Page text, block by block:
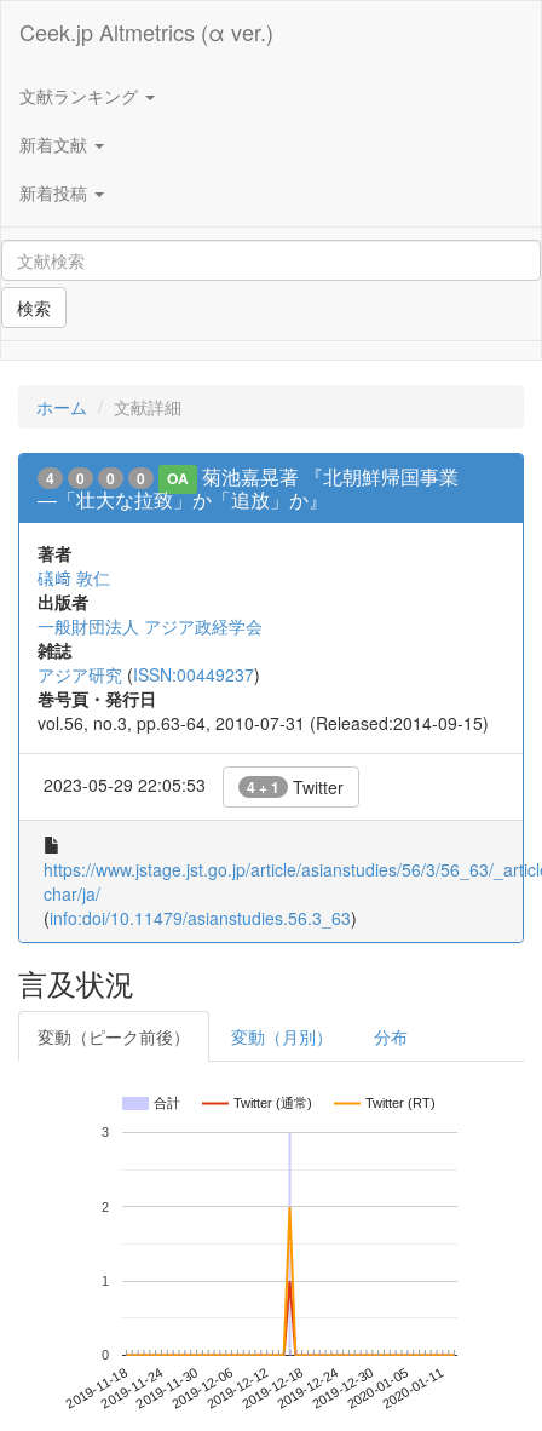
Ceek.jp Altmetrics (α ver.)
文献ランキング
新着文献
新着投稿
検索
ホーム 文献詳細
4 0 0 0 OA
菊池嘉晃著 『北朝鮮帰国事業
―「壮大な拉致」か「追放」か』
著者
礒﨑 敦仁
出版者
一般財団法人 アジア政経学会
雑誌
アジア研究 (ISSN:00449237)
巻号頁・発行日
vol.56, no.3, pp.63-64, 2010-07-31 (Released:2014-09-15)
2023-05-29 22:05:53 4 + 1 Twitter
https://www.jstage.jst.go.jp/article/asianstudies/56/3/56_63/
char/ja/
(info:doi/10.11479/asianstudies.56.3_63)
言及状況
変動（ピーク前後） 変動（月別） 分布
合計 Twitter (通常) Twitter (RT)
2019-11-182019-11-242019-11-302019-12-062019-12-122019-12-182019-12-242019-12-302020-01-052020-01-11
0
1
2
3